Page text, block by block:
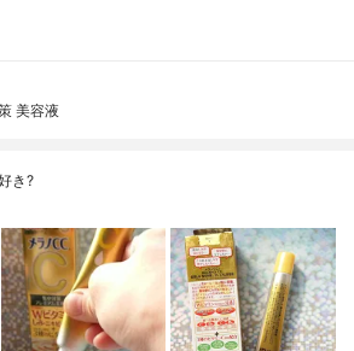
美容液
き?